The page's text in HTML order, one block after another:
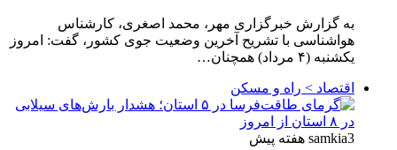
به گزارش خبرگزاری مهر، محمد اصغری، کارشناس
هواشناسی با تشریح آخرین وضعیت جوی کشور، گفت: امروز
یکشنبه (۴ مرداد) همچنان…
اقتصاد > راه و مسکن
samkia3 هفته پیش